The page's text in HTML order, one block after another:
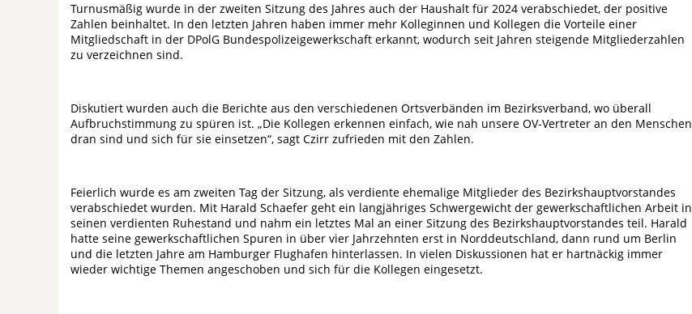
Turnusmäßig wurde in der zweiten Sitzung des Jahres auch der Haushalt für 2024 verabschiedet, der positive
Zahlen beinhaltet. In den letzten Jahren haben immer mehr Kolleginnen und Kollegen die Vorteile einer
Mitgliedschaft in der DPolG Bundespolizeigewerkschaft erkannt, wodurch seit Jahren steigende Mitgliederzahlen
zu verzeichnen sind.
Diskutiert wurden auch die Berichte aus den verschiedenen Ortsverbänden im Bezirksverband, wo überall
Aufbruchstimmung zu spüren ist. „Die Kollegen erkennen einfach, wie nah unsere OV-Vertreter an den Menschen
dran sind und sich für sie einsetzen“, sagt Czirr zufrieden mit den Zahlen.
Feierlich wurde es am zweiten Tag der Sitzung, als verdiente ehemalige Mitglieder des Bezirkshauptvorstandes
verabschiedet wurden. Mit Harald Schaefer geht ein langjähriges Schwergewicht der gewerkschaftlichen Arbeit in
seinen verdienten Ruhestand und nahm ein letztes Mal an einer Sitzung des Bezirkshauptvorstandes teil. Harald
hatte seine gewerkschaftlichen Spuren in über vier Jahrzehnten erst in Norddeutschland, dann rund um Berlin
und die letzten Jahre am Hamburger Flughafen hinterlassen. In vielen Diskussionen hat er hartnäckig immer
wieder wichtige Themen angeschoben und sich für die Kollegen eingesetzt.